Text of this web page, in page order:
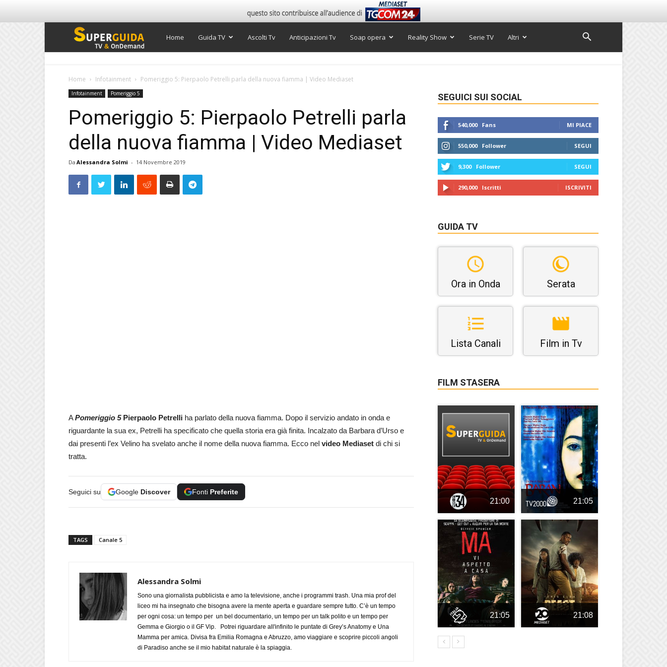
Super
Home Guida TV Ascolti Tv Anticipazioni Tv Soap opera Reality Show Serie TV Altri
Home Infotainment Pomeriggio 5: Pierpaolo Petrelli parla della nuova fiamma | Video Mediaset
Infotainment Pomeriggio 5
Pomeriggio 5: Pierpaolo Petrelli parla
della nuova fiamma | Video Mediaset
Da Alessandra Solmi - 14 Novembre 2019
APomeriggio 5 Pierpaolo Petrelli ha parlato della nuova fiamma. Dopo il servizio andato in onda e
riguardante la sua ex, Petrelli ha specificato che quella storia era già finita. Incalzato da Barbara d’Urso e
dai presenti l’ex Velino ha svelato anche il nome della nuova fiamma. Ecco nel video Mediaset di chi si
tratta.
Seguici su Google Discover Fonti Preferite
TAGS Canale 5
Alessandra Solmi
Sono una giornalista pubblicista e amo la televisione, anche i programmi trash. Una mia prof del
liceo mi ha insegnato che bisogna avere la mente aperta e guardare sempre tutto. C’è un tempo
per ogni cosa: un tempo per un bel documentario, un tempo per un talk polito e un tempo per
Gemma e Giorgio o il GF Vip. Potrei riguardare all'infinito le puntate di Grey’s Anatomy e Una
Mamma per amica. Divisa fra Emilia Romagna e Abruzzo, amo viaggiare e scoprire piccoli angoli
di Paradiso anche se il mio habitat naturale è la spiaggia.
SEGUICI SUI SOCIAL
540,000 Fans MI PIACE
550,000 Follower SEGUI
9,300 Follower SEGUI
290,000 Iscritti ISCRIVITI
GUIDA TV
Ora in Onda Serata
Lista Canali Film in Tv
FILM STASERA
21:00 21:05
21:05 21:08